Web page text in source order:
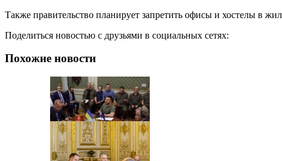
Также правительство планирует запретить офисы и хостелы в
Поделиться новостью с друзьями в социальных сетях:
Похожие новости